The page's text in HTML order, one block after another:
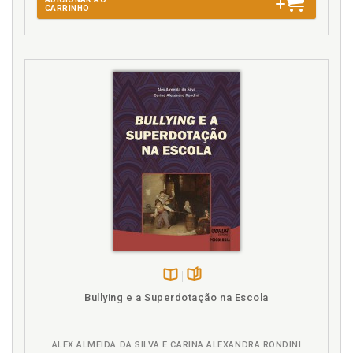
Escola pública. Psicologia e direitos da criança:
possibilidades de interven-ção psicossocial na
escola pública. Izabella Mendes Sant’Ana / Lúcia
Veiga Schermack, p. 129
Escola. A psicologia escolar e a escola: entre o
contexto e a cena. Ana Paula Gomes Moreira /
Raquel Souza Lobo Guzzo, p. 113
Escola. Violência nas escolas: formação de
professores e relações com a comunidade. Nilma
Renildes da Silva / Vera Maria Nigro de Souza
Placco, p. 145
Estratégia. A construção social da demanda para
Barbosa Nepomuceno / Ricardo José Soares Pontes,
CARRINHO
Disponível
páginas
Bullying e a Superdotação na Escola
ALEX ALMEIDA DA SILVA E CARINA ALEXANDRA RONDINI